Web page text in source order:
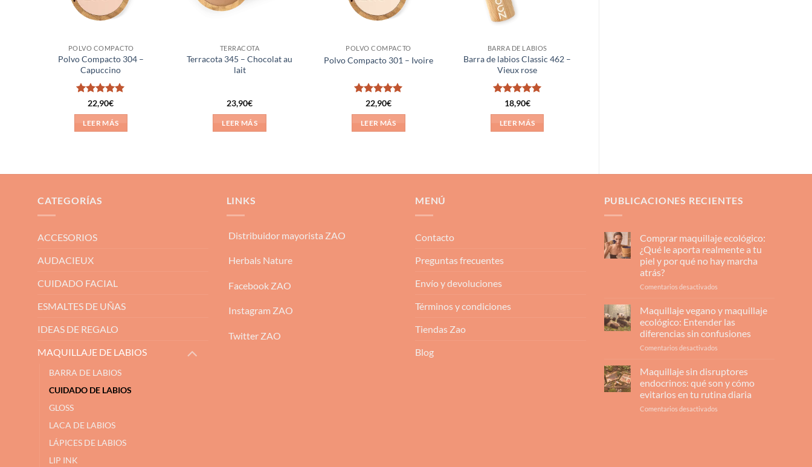
POLVO COMPACTO
Polvo Compacto 304 –
Capuccino
Valorado
22,90€
LEER MÁS
TERRACOTA
Terracota 345 – Chocolat au
lait
23,90€
LEER MÁS
POLVO COMPACTO
Polvo Compacto 301 – Ivoire
Valorado
22,90€
LEER MÁS
BARRA DE LABIOS
Barra de labios Classic 462 –
Vieux rose
Valorado
18,90€
LEER MÁS
CATEGORÍAS
ACCESORIOS
AUDACIEUX
CUIDADO FACIAL
ESMALTES DE UÑAS
IDEAS DE REGALO
MAQUILLAJE DE LABIOS
BARRA DE LABIOS
CUIDADO DE LABIOS
GLOSS
LACA DE LABIOS
LÁPICES DE LABIOS
LIP INK
LINKS
Distribuidor mayorista ZAO
Herbals Nature
Facebook ZAO
Instagram ZAO
Twitter ZAO
MENÚ
Contacto
Preguntas frecuentes
Envío y devoluciones
Términos y condiciones
Tiendas Zao
Blog
PUBLICACIONES RECIENTES
Comprar maquillaje ecológico:
¿Qué le aporta realmente a tu
piel y por qué no hay marcha
atrás?
Comentarios desactivadosen
ecológico:
¿Qué
le
aporta
tu
piel
y
por
Maquillaje vegano y maquillaje
ecológico: Entender las
diferencias sin confusiones
Comentarios desactivadosen
vegano
y
maquillaje
ecológico:
Entender
Maquillaje sin disruptores
endocrinos: qué son y cómo
evitarlos en tu rutina diaria
Comentarios desactivadosen